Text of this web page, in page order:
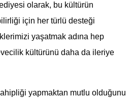
olarak, bu kültürün
için her türlü desteği
yaşatmak adına hep
kültürünü daha da ileriye
yapmaktan mutlu olduğunu